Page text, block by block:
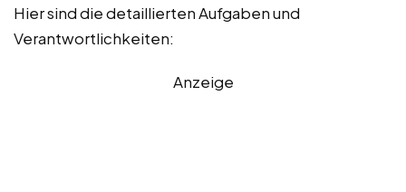
Hier sind die detaillierten Aufgaben und
Verantwortlichkeiten:
Anzeige